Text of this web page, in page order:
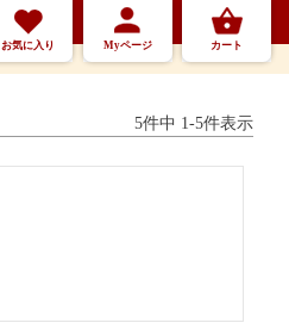
お気に入り Myページ カート
5件中 1-5件表示